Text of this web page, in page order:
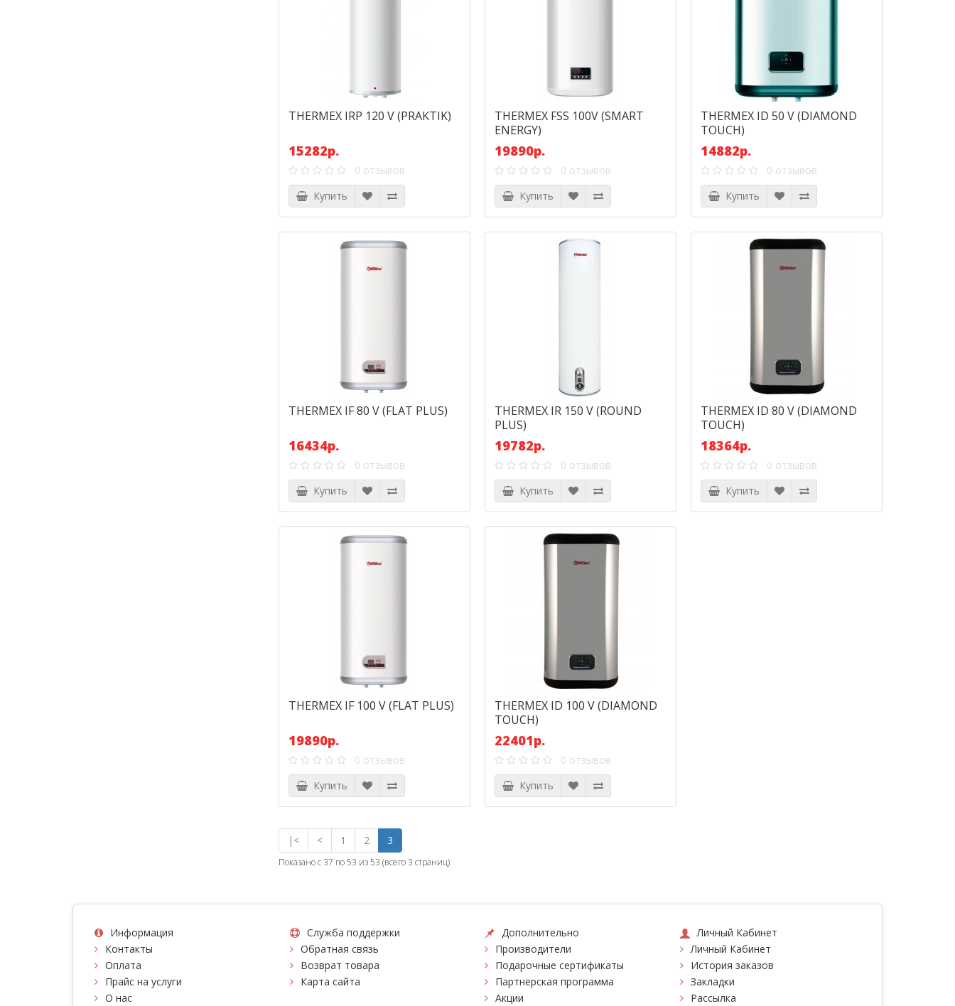
THERMEX IRP 120 V (PRAKTIK)
15282р.
0 отзывов
Купить
THERMEX FSS 100V (SMART
ENERGY)
19890р.
0 отзывов
Купить
THERMEX ID 50 V (DIAMOND
TOUCH)
14882р.
0 отзывов
Купить
THERMEX IF 80 V (FLAT PLUS)
16434р.
0 отзывов
Купить
THERMEX IR 150 V (ROUND
PLUS)
19782р.
0 отзывов
Купить
THERMEX ID 80 V (DIAMOND
TOUCH)
18364р.
0 отзывов
Купить
THERMEX IF 100 V (FLAT PLUS)
19890р.
0 отзывов
Купить
THERMEX ID 100 V (DIAMOND
TOUCH)
22401р.
0 отзывов
Купить
|< < 1 2 3
Показано с 37 по 53 из 53 (всего 3 страниц)
Информация
Контакты
Оплата
Прайс на услуги
О нас
Служба поддержки
Обратная связь
Возврат товара
Карта сайта
Дополнительно
Производители
Подарочные сертификаты
Партнерская программа
Акции
Личный Кабинет
Личный Кабинет
История заказов
Закладки
Рассылка